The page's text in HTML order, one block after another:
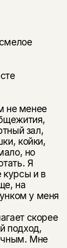
не менее
зал,
койки,
но
Я
курсы и в
на
у меня
скорее
подход,
Мне